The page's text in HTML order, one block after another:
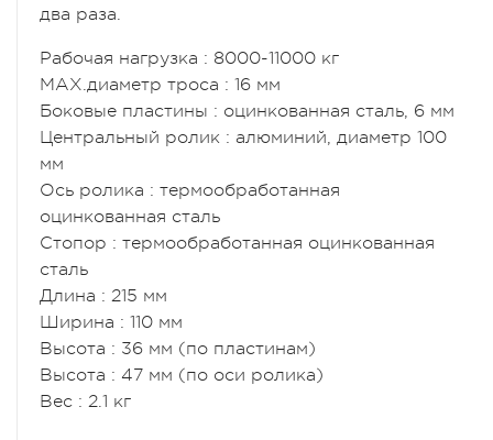
два раза.
Рабочая нагрузка : 8000-11000 кг
MAX.диаметр троса : 16 мм
Боковые пластины : оцинкованная сталь, 6 мм
Центральный ролик : алюминий, диаметр 100
мм
Ось ролика : термообработанная
оцинкованная сталь
Стопор : термообработанная оцинкованная
сталь
Длина : 215 мм
Ширина : 110 мм
Высота : 36 мм (по пластинам)
Высота : 47 мм (по оси ролика)
Вес : 2.1 кг